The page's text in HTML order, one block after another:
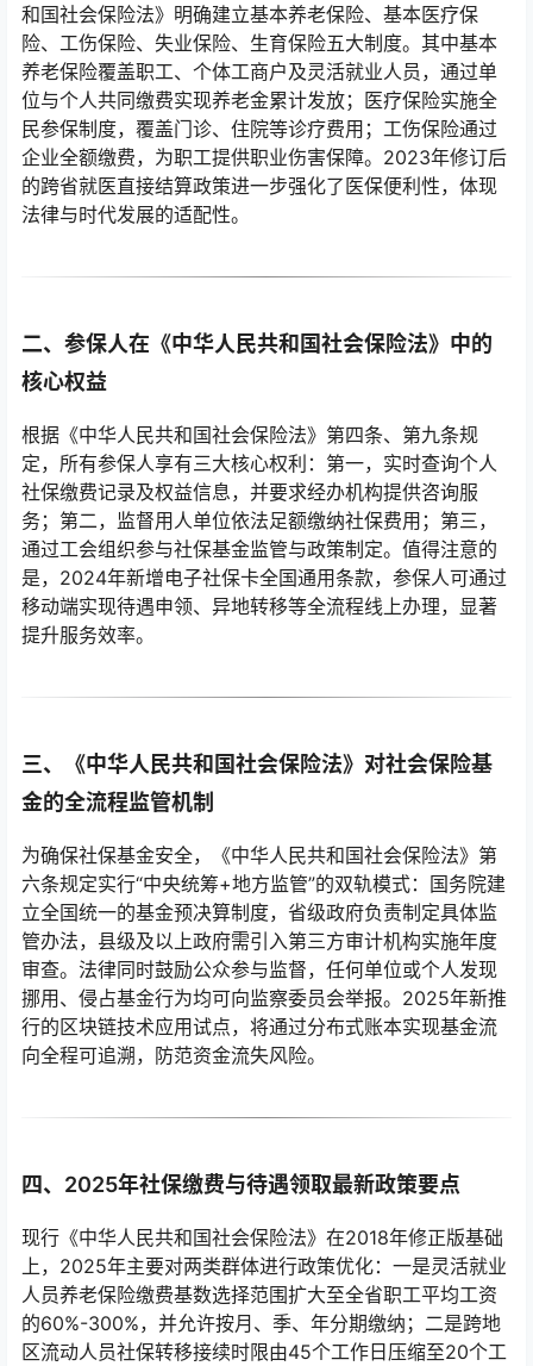
和国社会保险法》明确建立基本养老保险、基本医疗保
险、工伤保险、失业保险、生育保险五大制度。其中基本
养老保险覆盖职工、个体工商户及灵活就业人员，通过单
位与个人共同缴费实现养老金累计发放；医疗保险实施全
民参保制度，覆盖门诊、住院等诊疗费用；工伤保险通过
企业全额缴费，为职工提供职业伤害保障。2023年修订后
的跨省就医直接结算政策进一步强化了医保便利性，体现
法律与时代发展的适配性。
二、参保人在《中华人民共和国社会保险法》中的
核心权益
根据《中华人民共和国社会保险法》第四条、第九条规
定，所有参保人享有三大核心权利：第一，实时查询个人
社保缴费记录及权益信息，并要求经办机构提供咨询服
务；第二，监督用人单位依法足额缴纳社保费用；第三，
通过工会组织参与社保基金监管与政策制定。值得注意的
是，2024年新增电子社保卡全国通用条款，参保人可通过
移动端实现待遇申领、异地转移等全流程线上办理，显著
提升服务效率。
三、《中华人民共和国社会保险法》对社会保险基
金的全流程监管机制
为确保社保基金安全，《中华人民共和国社会保险法》第
六条规定实行“中央统筹+地方监管”的双轨模式：国务院建
立全国统一的基金预决算制度，省级政府负责制定具体监
管办法，县级及以上政府需引入第三方审计机构实施年度
审查。法律同时鼓励公众参与监督，任何单位或个人发现
挪用、侵占基金行为均可向监察委员会举报。2025年新推
行的区块链技术应用试点，将通过分布式账本实现基金流
向全程可追溯，防范资金流失风险。
四、2025年社保缴费与待遇领取最新政策要点
现行《中华人民共和国社会保险法》在2018年修正版基础
上，2025年主要对两类群体进行政策优化：一是灵活就业
人员养老保险缴费基数选择范围扩大至全省职工平均工资
的60%-300%，并允许按月、季、年分期缴纳；二是跨地
区流动人员社保转移接续时限由45个工作日压缩至20个工